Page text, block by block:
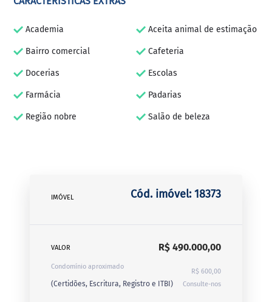
Academia Aceita animal de estimação
Bairro comercial Cafeteria
Docerias Escolas
Farmácia Padarias
Região nobre Salão de beleza
IMÓVEL Cód. imóvel: 18373
VALOR R$ 490.000,00
Condomínio aproximado
R$ 600,00
(Certidões, Escritura, Registro e ITBI) Consulte-nos